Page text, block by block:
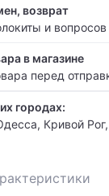
возврат
и вопросов
в магазине
перед
городах:
Кривой